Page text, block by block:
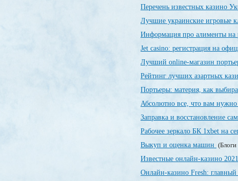
Перечень известных казино
Лучшие украинские игровые
Информация про алименты на
Jet casino: регистрация на
Лучший online-магазин
Рейтинг лучших азартных
Портьеры: материя, как
Абсолютно все, что вам нужно
Заправка и восстановление
Рабочее зеркало БК 1xbet на
Выкуп и оценка машин (Блоги
Известные онлайн-казино 2021
Онлайн-казино Fresh: главный